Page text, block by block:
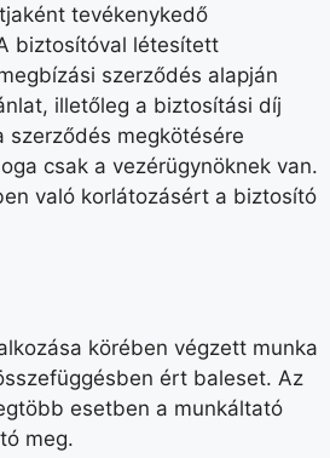
tevékenykedő
biztosítóval létesített
szerződés alapján
illetőleg a biztosítási díj
szerződés megkötésére
csak a vezérügynöknek van.
való korlátozásért a biztosító
körében végzett munka
ért baleset. Az
esetben a munkáltató
meg.